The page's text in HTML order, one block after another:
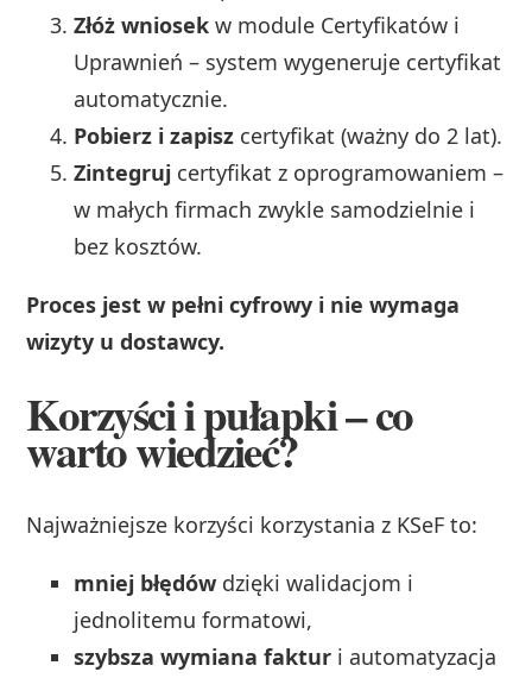
Złóż wniosek w module Certyfikatów i
Uprawnień – system wygeneruje certyfikat
automatycznie.
Pobierz i zapisz certyfikat (ważny do 2 lat).
Zintegruj certyfikat z oprogramowaniem –
w małych firmach zwykle samodzielnie i
bez kosztów.
Proces jest w pełni cyfrowy i nie wymaga
wizyty u dostawcy.
Korzyści i pułapki – co
warto wiedzieć?
Najważniejsze korzyści korzystania z KSeF to:
mniej błędów dzięki walidacjom i
jednolitemu formatowi,
szybsza wymiana faktur i automatyzacja